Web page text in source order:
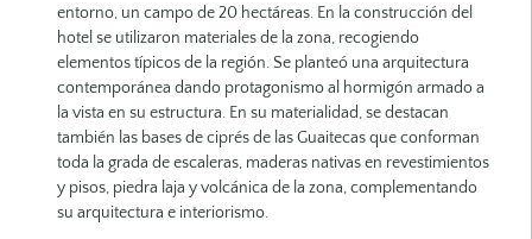
entorno, un campo de 20 hectáreas. En la construcción del
hotel se utilizaron materiales de la zona, recogiendo
elementos típicos de la región. Se planteó una arquitectura
contemporánea dando protagonismo al hormigón armado a
la vista en su estructura. En su materialidad, se destacan
también las bases de ciprés de las Guaitecas que conforman
toda la grada de escaleras, maderas nativas en revestimientos
y pisos, piedra laja y volcánica de la zona, complementando
su arquitectura e interiorismo.